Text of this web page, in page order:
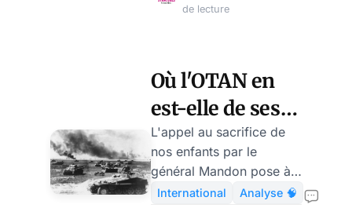
de lecture
Où l'OTAN en
est-elle de ses
préparatifs de
guerre contre la
Russie ? par
L'appel au sacrifice de
nos enfants par le
général Mandon pose à
nouveau la question des
International
Analyse 🧠